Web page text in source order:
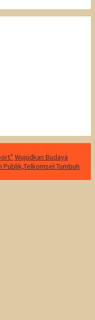
Wujudkan Budaya
Publik,Telkomsel Tumbuh